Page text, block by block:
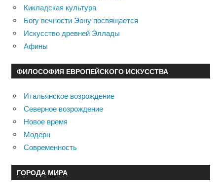
Кикладская культура
Богу вечности Эону посвящается
Искусство древней Эллады
Афины
ФИЛОСОФИЯ ЕВРОПЕЙСКОГО ИСКУССТВА
Итальянское возрождение
Северное возрождение
Новое время
Модерн
Современность
ГОРОДА МИРА